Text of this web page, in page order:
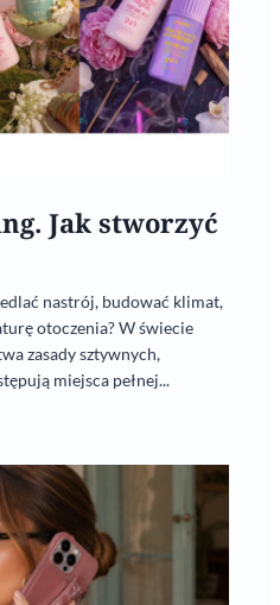
Jak stworzyć
nastrój, budować klimat,
otoczenia? W świecie
zasady sztywnych,
miejsca pełnej...